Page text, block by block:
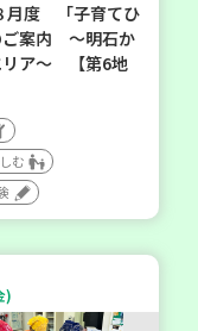
月度 「子育てひ
ご案内 ～明石か
リア～ 【第6地
む
)